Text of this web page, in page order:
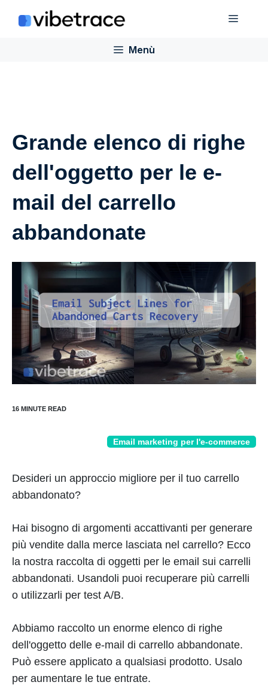
Menù
Menù
Grande elenco di righe
dell'oggetto per le e-
mail del carrello
abbandonate
Email marketing per l'e-commerce
Desideri un approccio migliore per il tuo carrello
abbandonato?
Hai bisogno di argomenti accattivanti per generare
più vendite dalla merce lasciata nel carrello? Ecco
la nostra raccolta di oggetti per le email sui carrelli
abbandonati. Usandoli puoi recuperare più carrelli
o utilizzarli per test A/B.
Abbiamo raccolto un enorme elenco di righe
dell'oggetto delle e-mail di carrello abbandonate.
Può essere applicato a qualsiasi prodotto. Usalo
per aumentare le tue entrate.